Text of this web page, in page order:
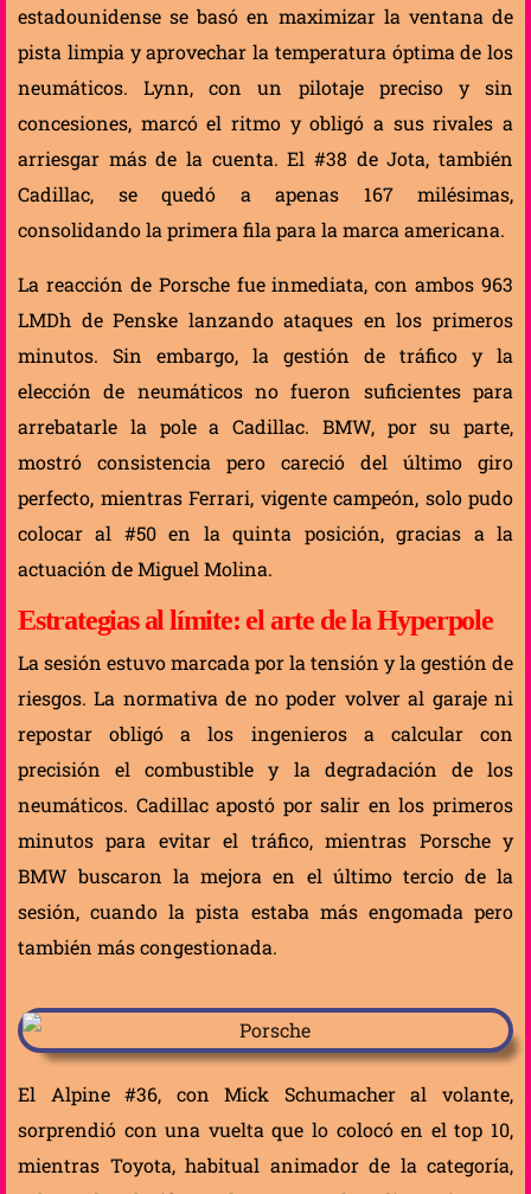
estadounidense se basó en maximizar la ventana de
pista limpia y aprovechar la temperatura óptima de los
neumáticos. Lynn, con un pilotaje preciso y sin
concesiones, marcó el ritmo y obligó a sus rivales a
arriesgar más de la cuenta. El #38 de Jota, también
Cadillac, se quedó a apenas 167 milésimas,
consolidando la primera fila para la marca americana.
La reacción de Porsche fue inmediata, con ambos 963
LMDh de Penske lanzando ataques en los primeros
minutos. Sin embargo, la gestión de tráfico y la
elección de neumáticos no fueron suficientes para
arrebatarle la pole a Cadillac. BMW, por su parte,
mostró consistencia pero careció del último giro
perfecto, mientras Ferrari, vigente campeón, solo pudo
colocar al #50 en la quinta posición, gracias a la
actuación de Miguel Molina.
Estrategias al límite: el arte de la Hyperpole
La sesión estuvo marcada por la tensión y la gestión de
riesgos. La normativa de no poder volver al garaje ni
repostar obligó a los ingenieros a calcular con
precisión el combustible y la degradación de los
neumáticos. Cadillac apostó por salir en los primeros
minutos para evitar el tráfico, mientras Porsche y
BMW buscaron la mejora en el último tercio de la
sesión, cuando la pista estaba más engomada pero
también más congestionada.
El Alpine #36, con Mick Schumacher al volante,
sorprendió con una vuelta que lo colocó en el top 10,
mientras Toyota, habitual animador de la categoría,